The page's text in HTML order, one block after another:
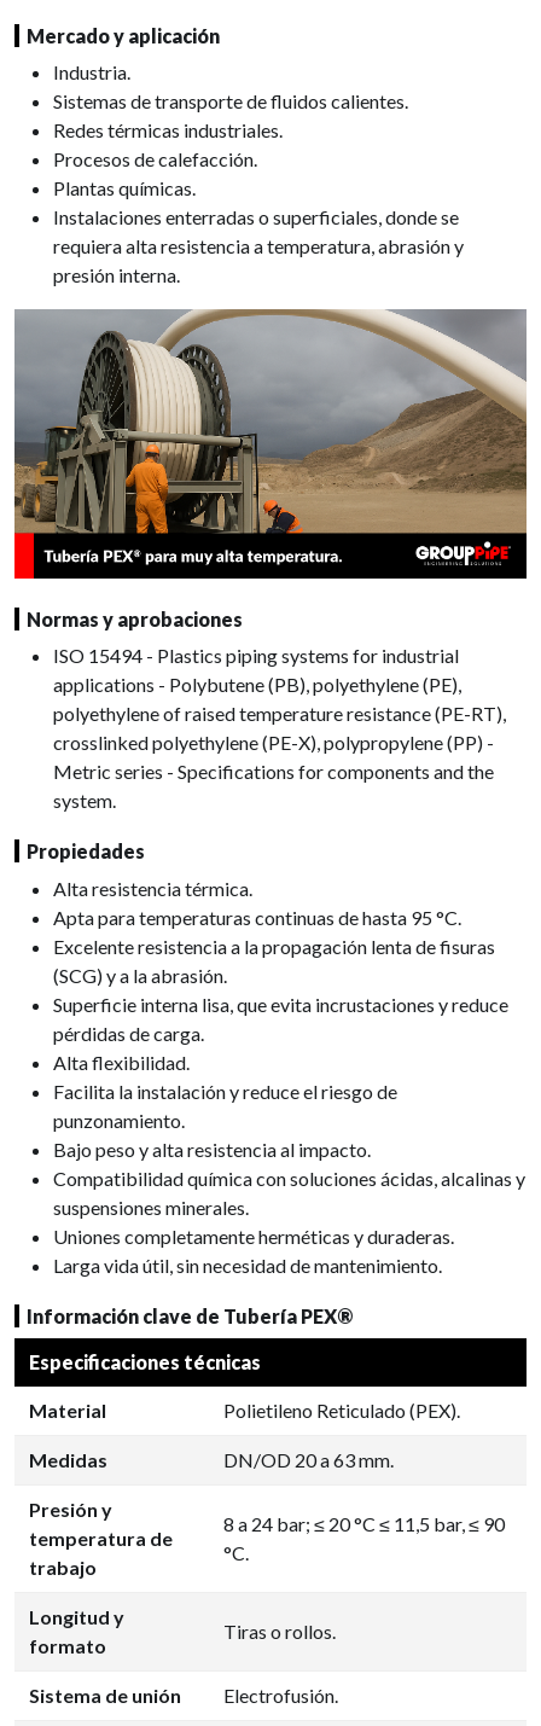
Mercado y aplicación
Industria.
Sistemas de transporte de fluidos calientes.
Redes térmicas industriales.
Procesos de calefacción.
Plantas químicas.
Instalaciones enterradas o superficiales, donde se
requiera alta resistencia a temperatura, abrasión y
presión interna.
Normas y aprobaciones
ISO 15494 - Plastics piping systems for industrial
applications - Polybutene (PB), polyethylene (PE),
polyethylene of raised temperature resistance (PE-RT),
crosslinked polyethylene (PE-X), polypropylene (PP) -
Metric series - Specifications for components and the
system.
Propiedades
Alta resistencia térmica.
Apta para temperaturas continuas de hasta 95 °C.
Excelente resistencia a la propagación lenta de fisuras
(SCG) y a la abrasión.
Superficie interna lisa, que evita incrustaciones y reduce
pérdidas de carga.
Alta flexibilidad.
Facilita la instalación y reduce el riesgo de
punzonamiento.
Bajo peso y alta resistencia al impacto.
Compatibilidad química con soluciones ácidas, alcalinas y
suspensiones minerales.
Uniones completamente herméticas y duraderas.
Larga vida útil, sin necesidad de mantenimiento.
Información clave de Tubería PEX®
Especificaciones técnicas
Material Polietileno Reticulado (PEX).
Medidas DN/OD 20 a 63 mm.
Presión y
temperatura de
trabajo
8 a 24 bar; ≤ 20 °C ≤ 11,5 bar, ≤ 90
°C.
Longitud y
formato
Tiras o rollos.
Sistema de unión Electrofusión.